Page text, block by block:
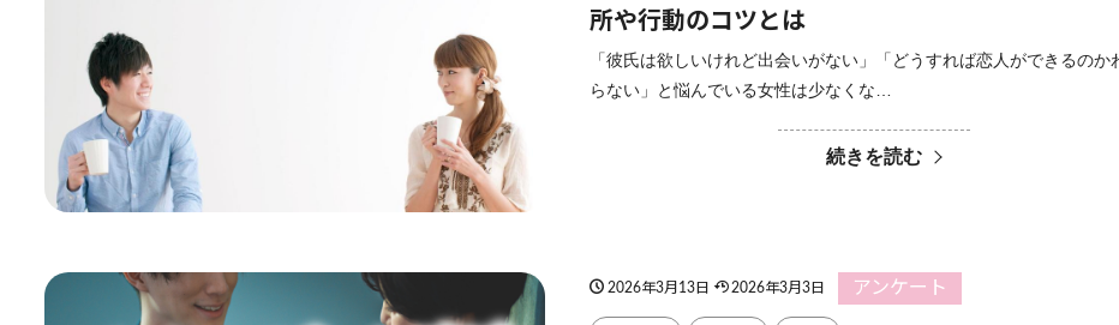
所や行動のコツとは
「彼氏は欲しいけれど出会いがない」「どうすれば恋人ができるのか
らない」と悩んでいる女性は少なくな…
続きを読む
2026年3月13日 2026年3月3日 アンケート